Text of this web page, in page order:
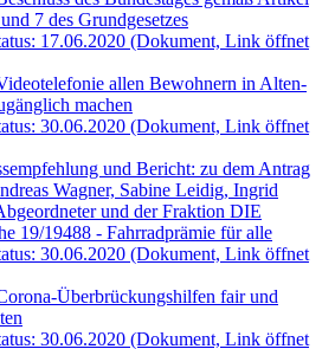
7 des Grundgesetzes
17.06.2020 (Dokument, Link öffnet
allen Bewohnern in Alten-
machen
30.06.2020 (Dokument, Link öffnet
und Bericht: zu dem Antrag
Wagner, Sabine Leidig, Ingrid
und der Fraktion DIE
19/19488 - Fahrradprämie für alle
30.06.2020 (Dokument, Link öffnet
Überbrückungshilfen fair und
30.06.2020 (Dokument, Link öffnet